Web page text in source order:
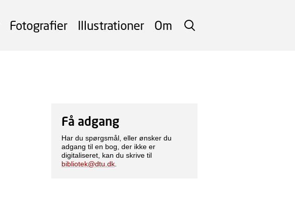
SØG
Fotografier Illustrationer Om
Få adgang
Har du spørgsmål, eller ønsker du
adgang til en bog, der ikke er
digitaliseret, kan du skrive til
bibliotek@dtu.dk